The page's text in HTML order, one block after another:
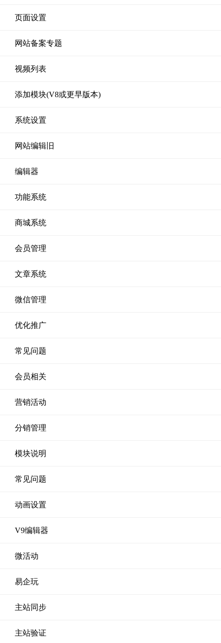
页面设置
网站备案专题
视频列表
添加模块(V8或更早版本)
系统设置
网站编辑旧
编辑器
功能系统
商城系统
会员管理
文章系统
微信管理
优化推广
常见问题
会员相关
营销活动
分销管理
模块说明
常见问题
动画设置
V9编辑器
微活动
易企玩
主站同步
主站验证